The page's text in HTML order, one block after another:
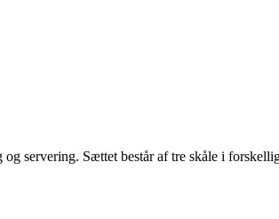
servering. Sættet består af tre skåle i